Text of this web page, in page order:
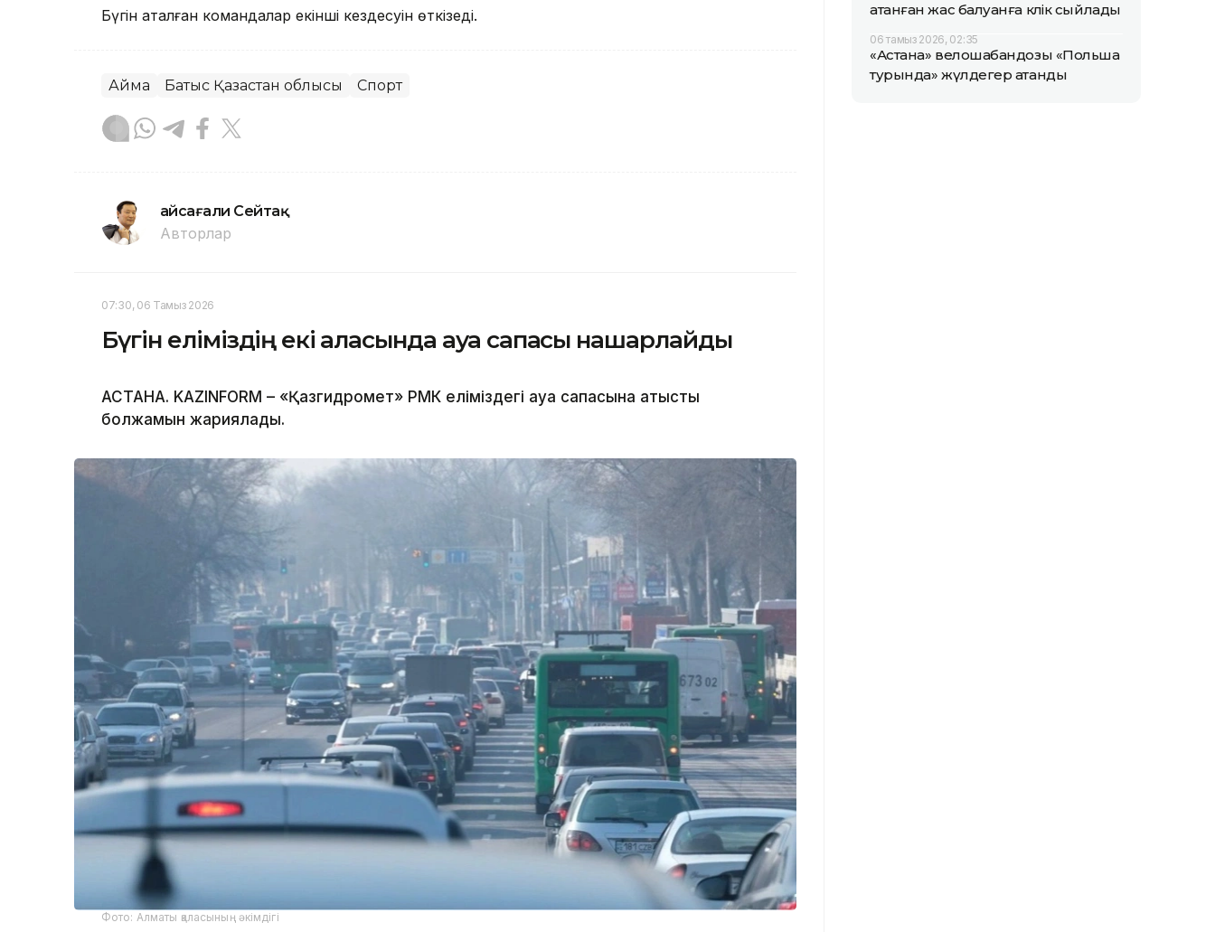
Бүгін аталған командалар екінші кездесуін өткізеді.
Аймақ Батыс Қазақстан облысы Спорт
Ғайсағали Сейтақ
Авторлар
07:30, 06 Тамыз 2026
Бүгін еліміздің екі қаласында ауа сапасы нашарлайды
АСТАНА. KAZINFORM – «Қазгидромет» РМК еліміздегі ауа сапасына қатысты
болжамын жариялады.
Фото: Алматы қаласының әкімдігі
атанған жас балуанға көлік сыйлады
06 тамыз 2026, 02:35
«Астана» велошабандозы «Польша
турында» жүлдегер атанды